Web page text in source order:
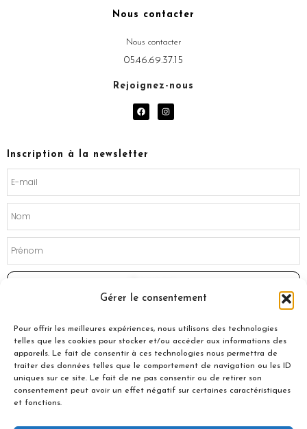
Gérer le consentement
Pour offrir les meilleures expériences, nous utilisons des technologies
telles que les cookies pour stocker et/ou accéder aux informations des
appareils. Le fait de consentir à ces technologies nous permettra de
traiter des données telles que le comportement de navigation ou les ID
uniques sur ce site. Le fait de ne pas consentir ou de retirer son
consentement peut avoir un effet négatif sur certaines caractéristiques
et fonctions.
Nous contacter
Nous contacter
05.46.69.37.15
Rejoignez-nous
F
a
o
I
n
Inscription à la newsletter